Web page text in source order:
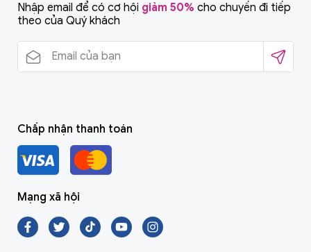
Nhập email để có cơ hội giảm 50% cho chuyến đi tiếp
theo của Quý khách
Chấp nhận thanh toán
Mạng xã hội